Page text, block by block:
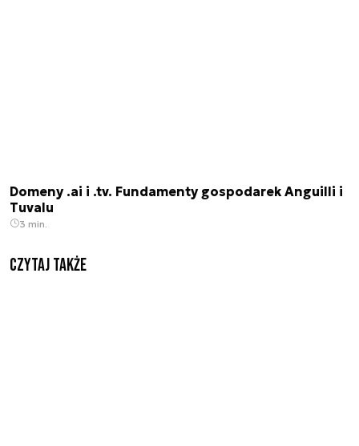
Domeny .ai i .tv. Fundamenty gospodarek Anguilli i
Tuvalu
3 min.
Czytaj także